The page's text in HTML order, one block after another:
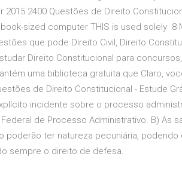
2015 2400 Questões de Direito
sized computer THIS is used solely 8
que pode Direito Civil, Direito
Direito Constitucional para
uma biblioteca gratuita que Claro,
de Direito Constitucional - Estude
incidente sobre o processo
de Processo Administrativo. B) As
poderão ter natureza pecuniária,
sempre o direito de defesa.